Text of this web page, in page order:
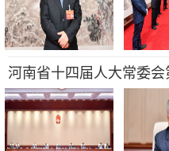
河南省十四届人大常委